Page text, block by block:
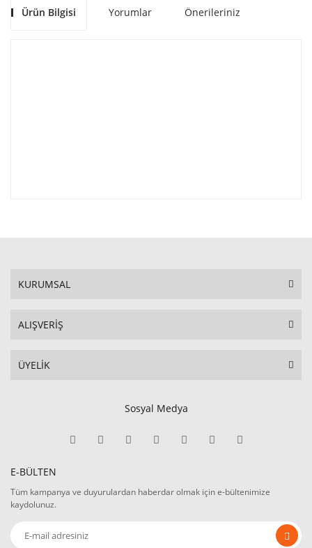
Ürün Bilgisi Yorumlar Önerileriniz
KURUMSAL
ALIŞVERİŞ
ÜYELİK
Sosyal Medya
E-BÜLTEN
Tüm kampanya ve duyurulardan haberdar olmak için e-bültenimize
kaydolunuz.